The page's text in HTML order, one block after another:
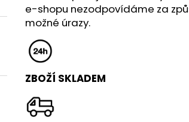
e-shopu nezodpovídáme za
možné úrazy.
ZBOŽÍ SKLADEM
18 490 Kč